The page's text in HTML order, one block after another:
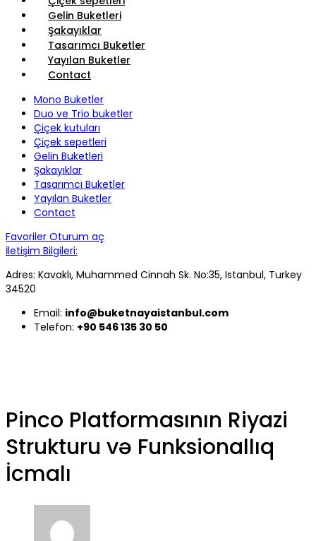
Gelin Buketleri
Şakayıklar
Tasarımcı Buketler
Yayılan Buketler
Contact
Mono Buketler
Duo ve Trio buketler
Çiçek kutuları
Çiçek sepetleri
Gelin Buketleri
Şakayıklar
Tasarımcı Buketler
Yayılan Buketler
Contact
Favoriler Oturum aç
İletişim Bilgileri:
Adres: Kavaklı, Muhammed Cinnah Sk. No:35, Istanbul, Turkey
34520
Email: info@buketnayaistanbul.com
Telefon: +90 546 135 30 50
Pinco Platformasının Riyazi
Strukturu və Funksionallıq
İcmalı